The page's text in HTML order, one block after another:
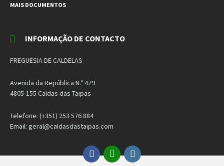
MAIS DOCUMENTOS
INFORMAÇÃO DE CONTACTO
FREGUESIA DE CALDELAS
Avenida da República N.º 479
4805-155 Caldas das Taipas
Telefone: (+351) 253 576 884
Email: geral@caldasdastaipas.com
Facebook
EmailInstagram